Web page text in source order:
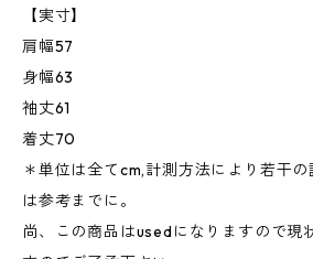
【実寸】
肩幅57
身幅63
袖丈61
着丈70
＊単位は全てcm,計測方法により若干
は参考までに。
尚、この商品はusedになりますので現